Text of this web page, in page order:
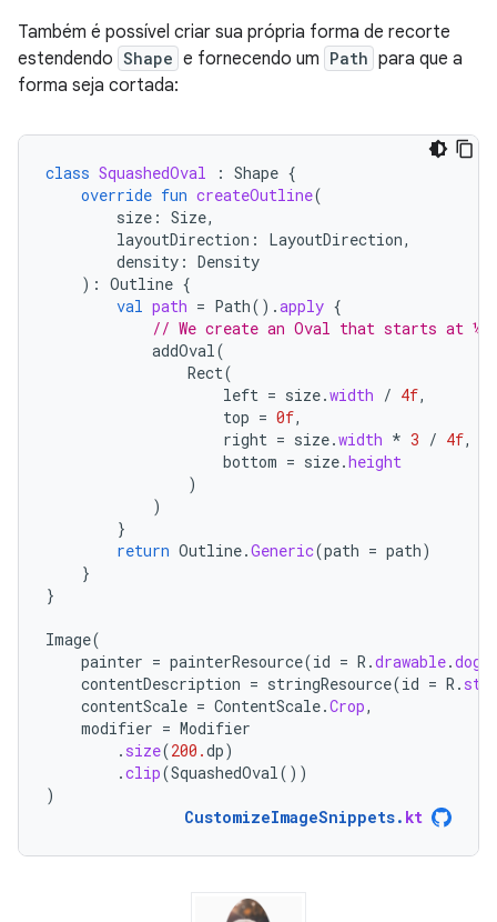
Também é possível criar sua própria forma de recorte
estendendo Shape e fornecendo um Path para que a
forma seja cortada:
class SquashedOval : Shape {
override fun createOutline(
size : Size,
layoutDirection : LayoutDirection,
density : Density
): Outline {
val path = Path().apply {
// We create an Oval that starts at ¼
addOval(
Rect(
left = size.width / 4f,
top = 0f,
right = size.width * 3 / 4f,
bottom = size.height
)
)
}
return Outline.Generic(path = path)
}
}
Image(
painter = painterResource(id = R .drawable.dog
contentDescription = stringResource(id = R .
contentScale = ContentScale.Crop,
modifier = Modifier
. size(200.dp)
.clip(SquashedOval())
)
CustomizeImageSnippets. kt